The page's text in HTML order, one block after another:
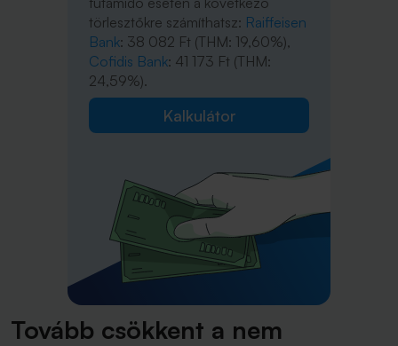
törlesztőkre számíthatsz: Raiffeisen
Bank: 38 082 Ft (THM: 19,60%),
Cofidis Bank: 41 173 Ft (THM:
24,59%).
Kalkulátor
Tovább csökkent a nem